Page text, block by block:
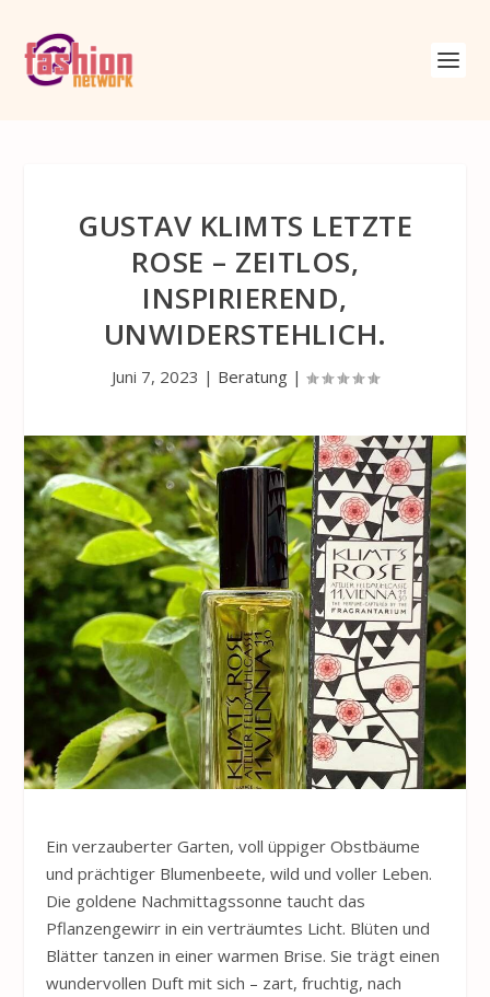
GUSTAV KLIMTS LETZTE
ROSE – ZEITLOS,
INSPIRIEREND,
UNWIDERSTEHLICH.
Juni 7, 2023 | Beratung |
Ein verzauberter Garten, voll üppiger Obstbäume
und prächtiger Blumenbeete, wild und voller Leben.
Die goldene Nachmittagssonne taucht das
Pflanzengewirr in ein verträumtes Licht. Blüten und
Blätter tanzen in einer warmen Brise. Sie trägt einen
wundervollen Duft mit sich – zart, fruchtig, nach